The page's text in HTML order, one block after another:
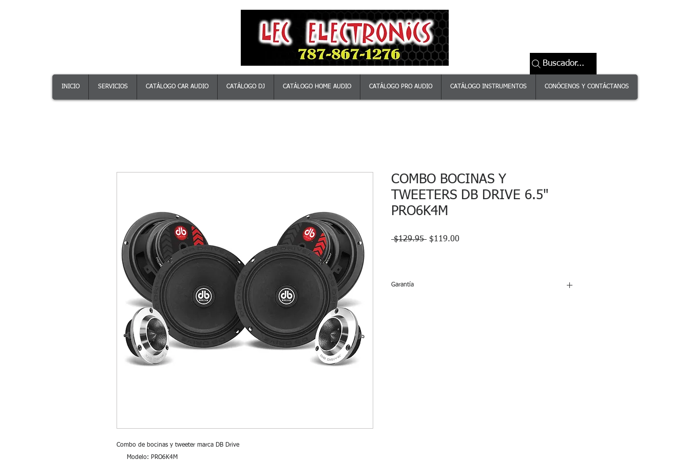
Buscador...
INICIO SERVICIOS CATÁLOGO CAR AUDIO CATÁLOGO DJ CATÁLOGO HOME AUDIO CATÁLOGO PRO AUDIO CATÁLOGO INSTRUMENTOS CONÓCENOS Y CONTÁCTANOS
Combo de bocinas y tweeter marca DB Drive
Modelo: PRO6K4M
COMBO BOCINAS Y
TWEETERS DB DRIVE 6.5"
PRO6K4M
$129.95 Precio
$119.00
Garantía